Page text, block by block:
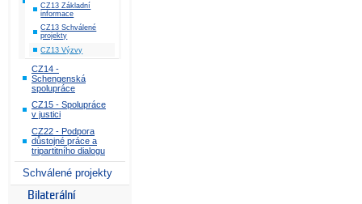
CZ13 Základní
informace
CZ13 Schválené
projekty
CZ13 Výzvy
CZ14 -
Schengenská
spolupráce
CZ15 - Spolupráce
v justici
CZ22 - Podpora
důstojné práce a
tripartitního dialogu
Schválené projekty
Bilaterální